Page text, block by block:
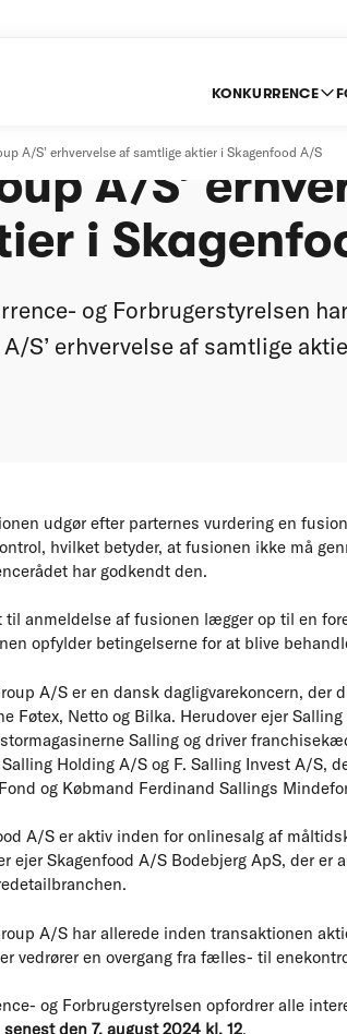
KONKURRENCE
A/S’ erhvervelse af samtlige aktier i Skagenfood A/S
A/S’
i
og Forbrugerstyrelsen
S’ erhvervelse af samtlige
udgør efter parternes vurdering en
hvilket betyder, at fusionen ikke må
har godkendt den.
til anmeldelse af fusionen lægger op til en
opfylder betingelserne for at blive
A/S er en dansk dagligvarekoncern, der
Føtex, Netto og Bilka. Herudover ejer
Salling og driver
Holding A/S og F. Salling Invest A/S,
og Købmand Ferdinand Sallings
A/S er aktiv inden for onlinesalg af
ejer Skagenfood A/S Bodebjerg ApS, der
A/S har allerede inden transaktionen
vedrører en overgang fra fælles- til
og Forbrugerstyrelsen opfordrer alle
senest den 7. august 2024 kl. 12.